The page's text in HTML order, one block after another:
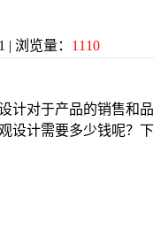
| 浏览量： 1110
对于产品的销售和品
设计需要多少钱呢？下